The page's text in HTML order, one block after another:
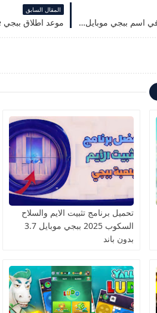
كيفية استخدام رموز مساحة فارغة في اسم ببجي موبايل PUBG Mobile
المقال السابق
موعد اطلاق ببجي PUBG New State
تحميل برنامج تثبيت الايم والسلاح
السكوب 2025 ببجي موبايل 3.7
بدون باند